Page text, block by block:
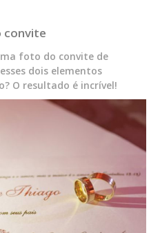
convite
foto do convite de
dois elementos
O resultado é incrível!